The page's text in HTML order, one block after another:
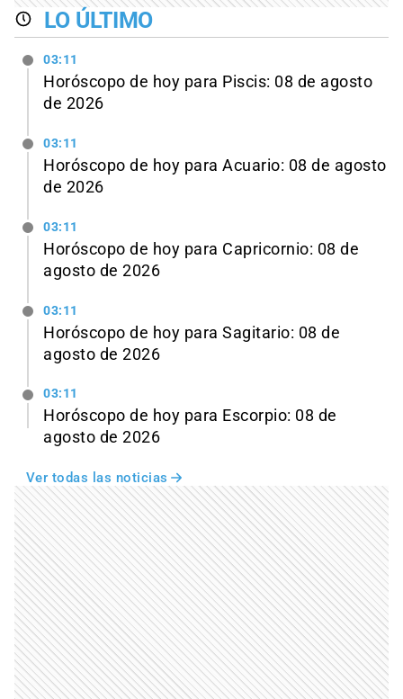
LO ÚLTIMO
03:11
Horóscopo de hoy para Piscis: 08 de agosto
de 2026
03:11
Horóscopo de hoy para Acuario: 08 de agosto
de 2026
03:11
Horóscopo de hoy para Capricornio: 08 de
agosto de 2026
03:11
Horóscopo de hoy para Sagitario: 08 de
agosto de 2026
03:11
Horóscopo de hoy para Escorpio: 08 de
agosto de 2026
Ver todas las noticias